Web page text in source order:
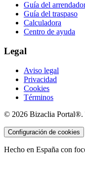
Guía del
Guía del traspaso
Calculadora
Centro de ayuda
Legal
Aviso legal
Privacidad
Cookies
Términos
© 2026 Bizaclia Portal®.
Configuración de cookies
Hecho en España con